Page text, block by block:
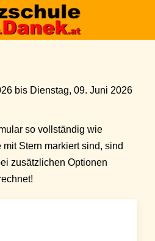
bis Dienstag, 09. Juni 2026
so vollständig wie
Stern markiert sind, sind
zusätzlichen Optionen